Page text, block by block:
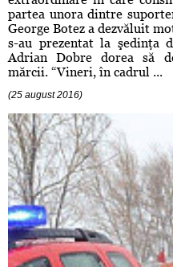
partea unora dintre
George Botez a dezvăluit
s-au prezentat la şedinţa
Adrian Dobre dorea să
mărcii. “Vineri, în cadrul ...
(25 august 2016)